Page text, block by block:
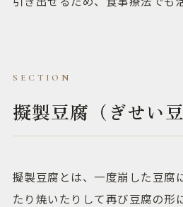
擬製豆腐（ぎせい
擬製豆腐とは、一度崩した豆腐
たり焼いたりして再び豆腐の形